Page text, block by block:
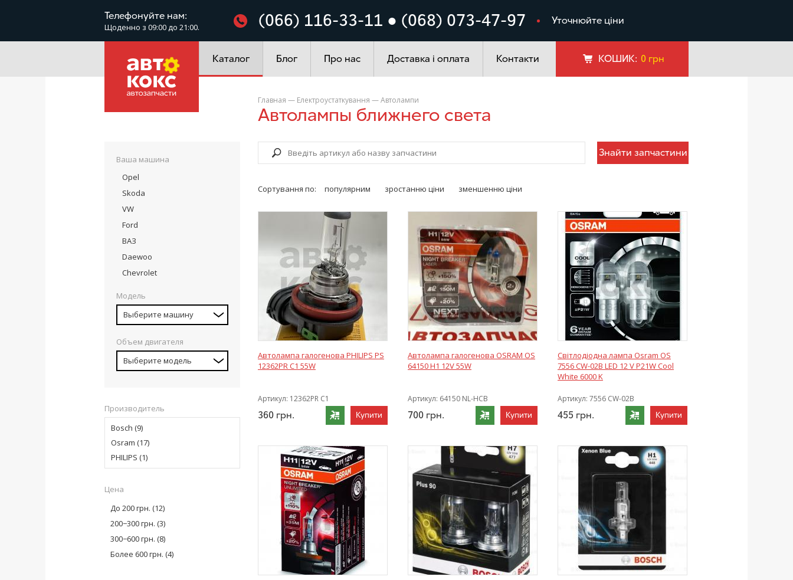
Телефонуйте нам:
Щоденно з 09:00 до 21:00. (066) 116-33-11 ● (068) 073-47-97 Уточнюйте ціни
Каталог
Електроустаткування Автохімія
Блог Про нас Доставка і оплата Контакти КОШИК: 0грн
Ваша машина
Opel
Skoda
VW
Ford
ВАЗ
Daewoo
Chevrolet
Модель
Выберите машину
Объем двигателя
Выберите модель
Производитель
Bosch (9)
Osram (17)
PHILIPS (1)
Цена
До 200 грн. (12)
200−300 грн. (3)
300−600 грн. (8)
Более 600 грн. (4)
Главная — Електроустаткування —Автолампи
Автолампы ближнего света
Знайти запчастини
Сортування по: популярним зростанню ціни зменшенню ціни
Автолампа галогенова PHILIPS PS
12362PR C1 55W
Артикул: 12362PR C1
360 грн. Купити
Автолампа галогенова OSRAM OS
64150 H1 12V 55W
Артикул: 64150 NL-HCB
700 грн. Купити
Світлодіодна лампа Osram OS
7556 CW-02B LED 12 V P21W Cool
White 6000 K
Артикул: 7556 CW-02B
455 грн. Купити